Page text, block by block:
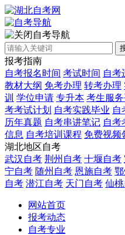
自考导航
报考指南
自考报名时间 考试时间 自考
教材大纲 免考办理 转考办理
训 学位申请 专升本 考生服务
考考试计划 自考实践毕业 自
历年真题 自考串讲笔记 自考
信息 自考培训课程 免费视频
湖北地区自考
武汉自考 荆州自考 十堰自考
宁自考 随州自考 恩施自考
自考 潜江自考 天门自考 仙
网站首页
报考动态
自考专业